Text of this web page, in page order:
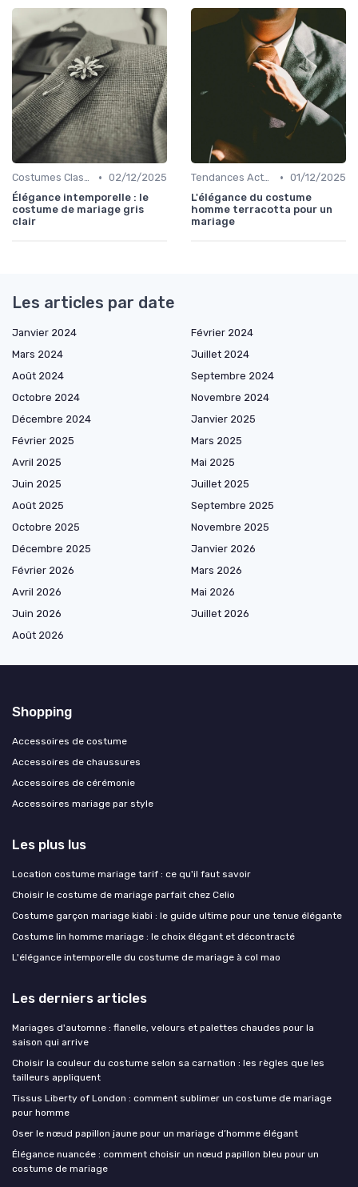
Costumes Classiques • 02/12/2025
Élégance intemporelle : le
costume de mariage gris
clair
Tendances Actuelles • 01/12/2025
L'élégance du costume
homme terracotta pour un
mariage
Les articles par date
Janvier 2024
Février 2024
Mars 2024
Juillet 2024
Août 2024
Septembre 2024
Octobre 2024
Novembre 2024
Décembre 2024
Janvier 2025
Février 2025
Mars 2025
Avril 2025
Mai 2025
Juin 2025
Juillet 2025
Août 2025
Septembre 2025
Octobre 2025
Novembre 2025
Décembre 2025
Janvier 2026
Février 2026
Mars 2026
Avril 2026
Mai 2026
Juin 2026
Juillet 2026
Août 2026
Shopping
Accessoires de costume
Accessoires de chaussures
Accessoires de cérémonie
Accessoires mariage par style
Les plus lus
Location costume mariage tarif : ce qu'il faut savoir
Choisir le costume de mariage parfait chez Celio
Costume garçon mariage kiabi : le guide ultime pour une tenue élégante
Costume lin homme mariage : le choix élégant et décontracté
L'élégance intemporelle du costume de mariage à col mao
Les derniers articles
Mariages d'automne : flanelle, velours et palettes chaudes pour la
saison qui arrive
Choisir la couleur du costume selon sa carnation : les règles que les
tailleurs appliquent
Tissus Liberty of London : comment sublimer un costume de mariage
pour homme
Oser le nœud papillon jaune pour un mariage d’homme élégant
Élégance nuancée : comment choisir un nœud papillon bleu pour un
costume de mariage